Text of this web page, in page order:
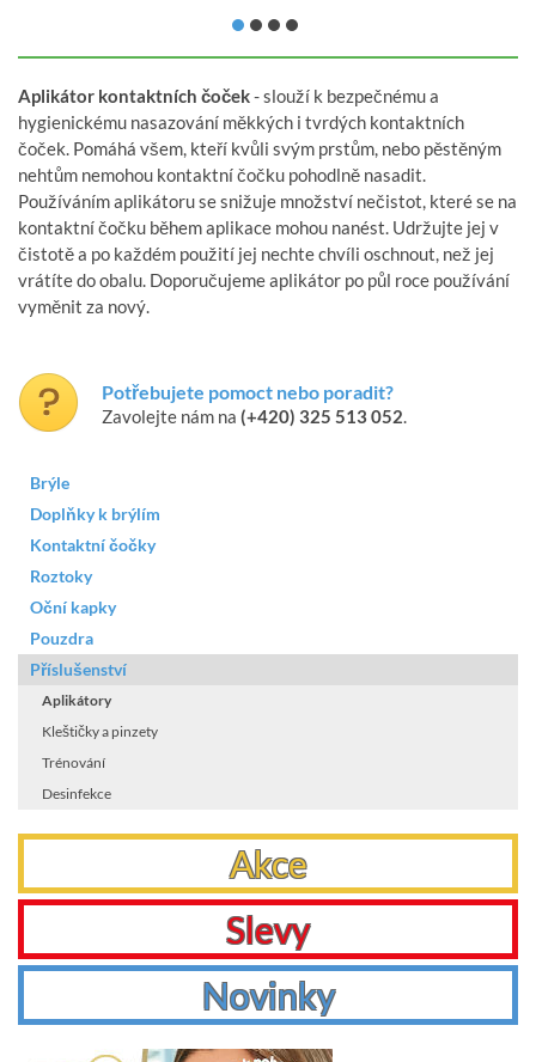
Aplikátor kontaktních čoček- slouží k bezpečnému a
hygienickému nasazování měkkých i tvrdých kontaktních
čoček. Pomáhá všem, kteří kvůli svým prstům, nebo pěstěným
nehtům nemohou kontaktní čočku pohodlně nasadit.
Používáním aplikátoru se snižuje množství nečistot, které se na
kontaktní čočku během aplikace mohou nanést. Udržujte jej v
čistotě a po každém použití jej nechte chvíli oschnout, než jej
vrátíte do obalu. Doporučujeme aplikátor po půl roce používání
vyměnit za nový.
Potřebujete pomoct nebo poradit?
Zavolejte nám na (+420) 325 513 052
Brýle
Doplňky k brýlím
Kontaktní čočky
Roztoky
Oční kapky
Pouzdra
Příslušenství
Aplikátory
Kleštičky a pinzety
Trénování
Desinfekce
Akce
Slevy
Novinky